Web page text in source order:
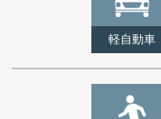
軽自動車